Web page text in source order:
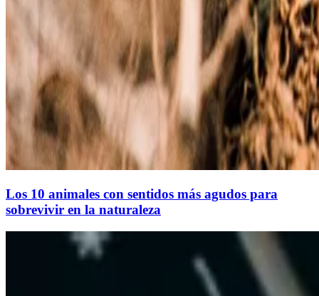
Los 10 animales con sentidos más agudos para
sobrevivir en la naturaleza